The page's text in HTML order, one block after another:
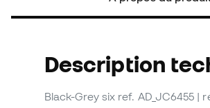
Description
Black-Grey six ref. AD_JC6455 |